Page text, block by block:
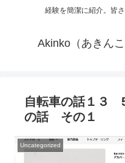
経験を簡潔に紹介。皆
Akinko（あきん
自転車の話１３
の話 その１
Uncategorized